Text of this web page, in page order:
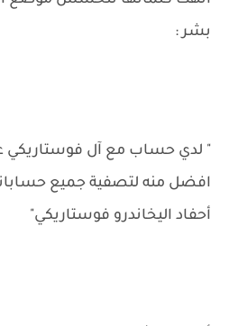
بشر :
" لدي حساب مع آل فوستاريكي
افضل منه لتصفية جميع
أحفاد اليخاندرو فوستاريكي"